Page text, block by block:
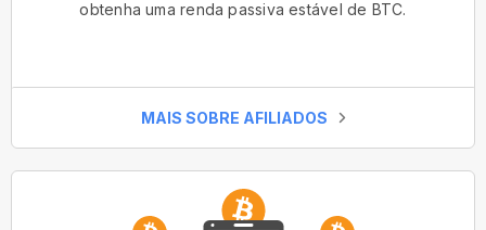
obtenha uma renda passiva estável de BTC.
MAIS SOBRE AFILIADOS